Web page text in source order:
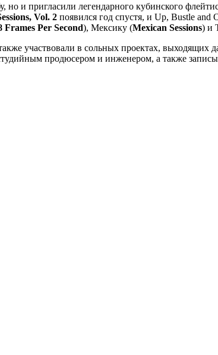
и пригласили легендарного кубинского
Vol. 2 появился год спустя, и Up, Bustle
Per Second), Мексику (Mexican Sessions) и
участвовали в сольных проектах, выходящих
продюсером и инженером, а также